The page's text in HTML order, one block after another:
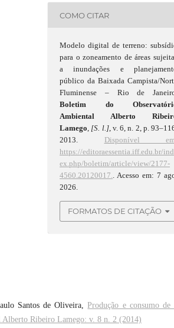
COMO CITAR
Modelo digital de terreno:
para o zoneamento de áreas
a inundações e
público da Baixada Campista/
Fluminense – Rio de
Boletim do
Ambiental Alberto
Lamego, [S. l.], v. 6, n. 2, p.
2013. Disponível
https://editoraessentia.iff.edu.br/ind
ex.php/boletim/article/view/2177-
4560.20120017.. Acesso em: 7
2026.
FORMATOS DE CITAÇÃO
Santos de Oliveira, Produção e consumo de
Ribeiro Lamego: v. 8 n. 2 (2014)